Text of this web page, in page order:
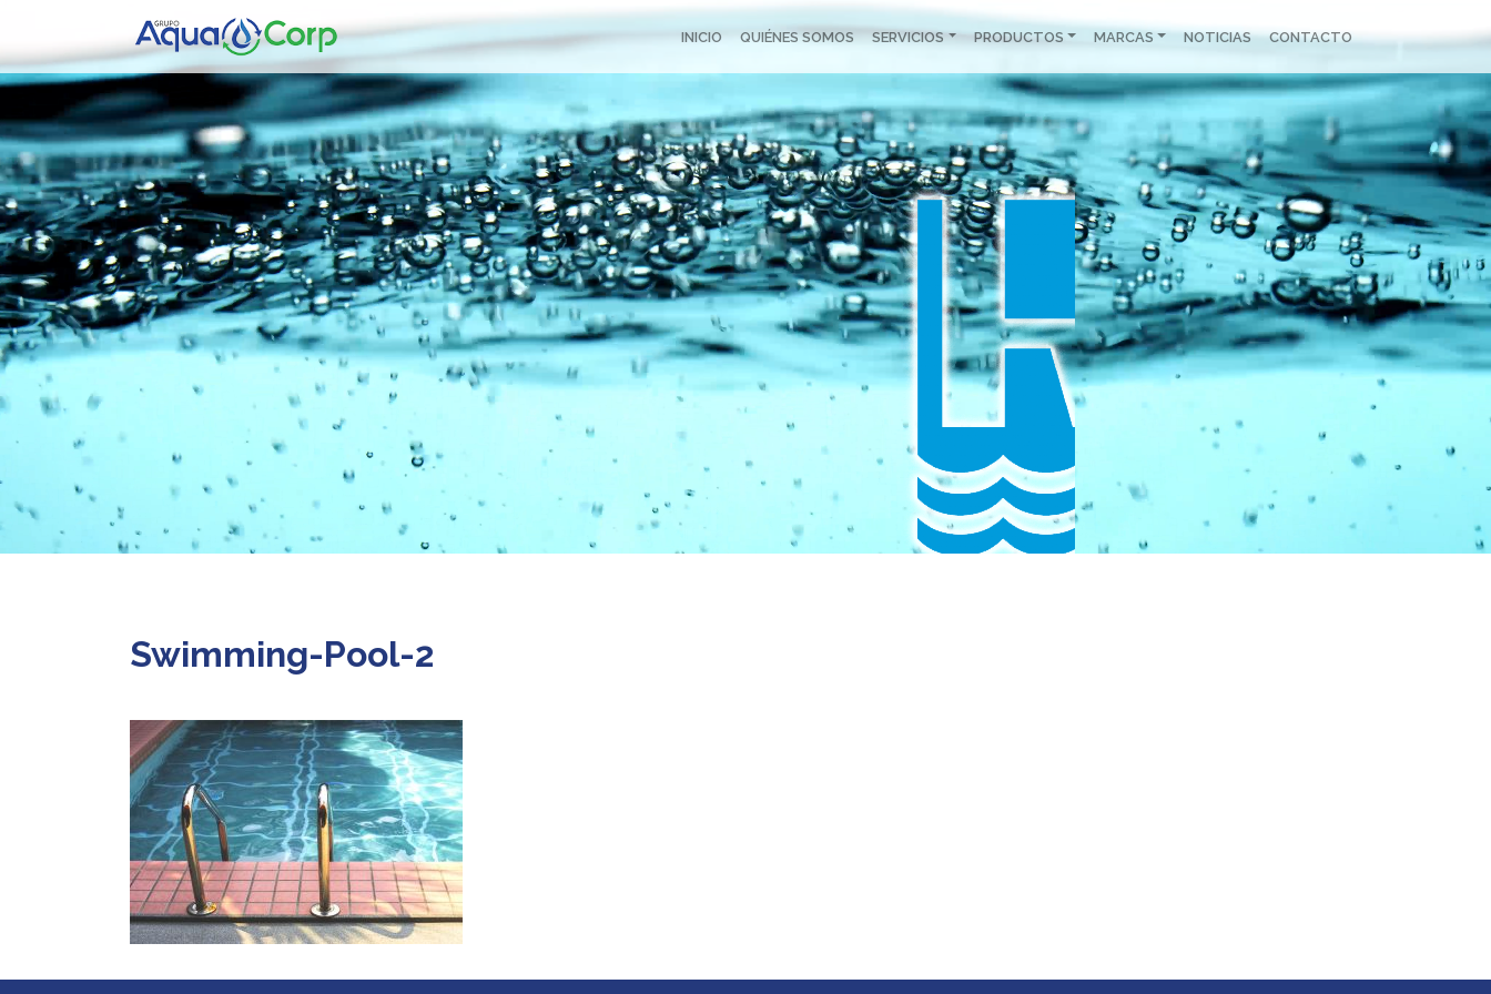
INICIO QUIÉNES SOMOS SERVICIOS PRODUCTOS MARCAS NOTICIAS CONTACTO
Swimming-Pool-2